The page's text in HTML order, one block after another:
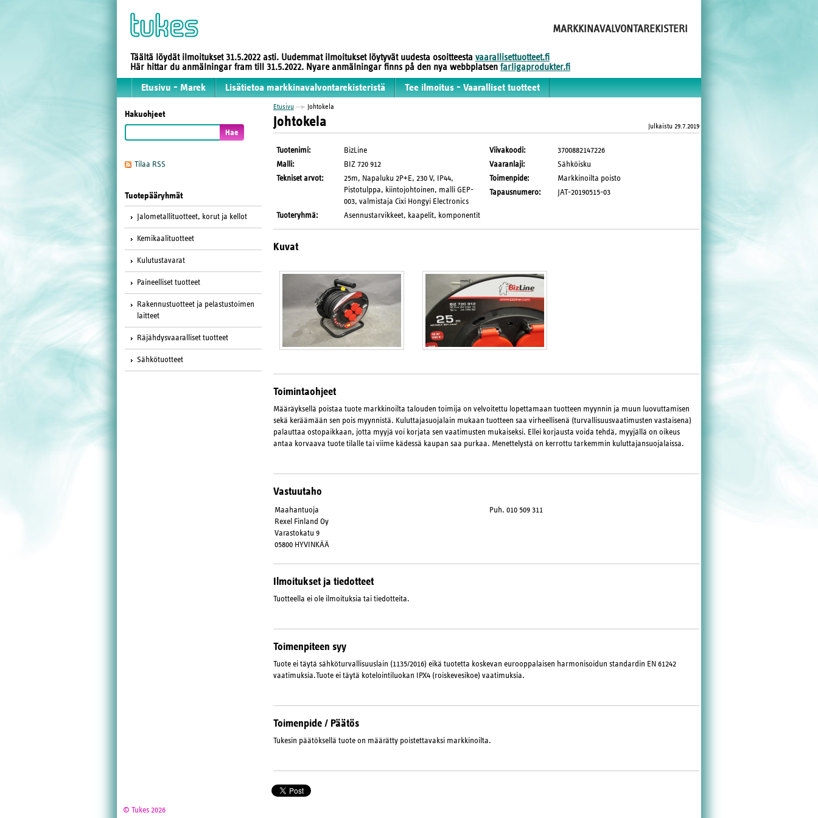
MARKKINAVALVONTAREKISTERI
Täältä löydät ilmoitukset 31.5.2022 asti. Uudemmat ilmoitukset löytyvät uudesta osoitteesta vaarallisettuotteet.fi
Här hittar du anmälningar fram till 31.5.2022. Nyare anmälningar finns på den nya webbplatsen farligaprodukter.fi
Etusivu - Marek Lisätietoa markkinavalvontarekisteristä Tee ilmoitus - Vaaralliset tuotteet
Hakuohjeet
Tilaa RSS
Tuotepääryhmät
Jalometallituotteet, korut ja kellot
Kemikaalituotteet
Kulutustavarat
Paineelliset tuotteet
Rakennustuotteet ja pelastustoimen
laitteet
Räjähdysvaaralliset tuotteet
Sähkötuotteet
Etusivu Johtokela
Johtokela Julkaistu 29.7.2019
Tuotenimi:
BizLine
Malli:
BIZ 720 912
Tekniset arvot:
25m, Napaluku 2P+E, 230 V, IP44,
Pistotulppa, kiintojohtoinen, malli GEP-
003, valmistaja Cixi Hongyi Electronics
Tuoteryhmä: Asennustarvikkeet, kaapelit, komponentit
Viivakoodi:
3700882147226
Vaaranlaji:
Sähköisku
Toimenpide:
Markkinoilta poisto
Tapausnumero: JAT-20190515-03
Kuvat
Toimintaohjeet
Määräyksellä poistaa tuote markkinoilta talouden toimija on velvoitettu lopettamaan tuotteen myynnin ja muun luovuttamisen
sekä keräämään sen pois myynnistä. Kuluttajasuojalain mukaan tuotteen saa virheellisenä (turvallisuusvaatimusten vastaisena)
palauttaa ostopaikkaan, jotta myyjä voi korjata sen vaatimusten mukaiseksi. Ellei korjausta voida tehdä, myyjällä on oikeus
antaa korvaava tuote tilalle tai viime kädessä kaupan saa purkaa. Menettelystä on kerrottu tarkemmin kuluttajansuojalaissa.
Vastuutaho
Maahantuoja
Rexel Finland Oy
Varastokatu 9
05800 HYVINKÄÄ
Puh. 010 509 311
Ilmoitukset ja tiedotteet
Tuotteella ei ole ilmoituksia tai tiedotteita.
Toimenpiteen syy
Tuote ei täytä sähköturvallisuuslain (1135/2016) eikä tuotetta koskevan eurooppalaisen harmonisoidun standardin EN 61242
vaatimuksia.Tuote ei täytä kotelointiluokan IPX4 (roiskevesikoe) vaatimuksia.
Toimenpide / Päätös
Tukesin päätöksellä tuote on määrätty poistettavaksi markkinoilta.
© Tukes 2026